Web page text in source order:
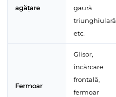
agățare
gaură
triunghiulară
etc.
Fermoar
Glisor,
încărcare
frontală,
fermoar